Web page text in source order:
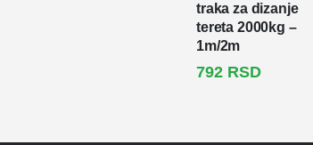
traka za dizanje
tereta 2000kg –
1m/2m
792 RSD